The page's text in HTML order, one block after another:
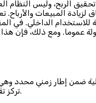
تحقيق الربح، وليس
المبيعات
الداخلي. في
عموما. ومع ذلك، فإن
ضمن إطار زمني
تركز تقارير المحاسبة الإدارية على وضع التوقعات، وتهتم أكثر بالتقارير التشغيلية، وعادةً ما يتم توزيعها على المديرين وكبار الموظفين.